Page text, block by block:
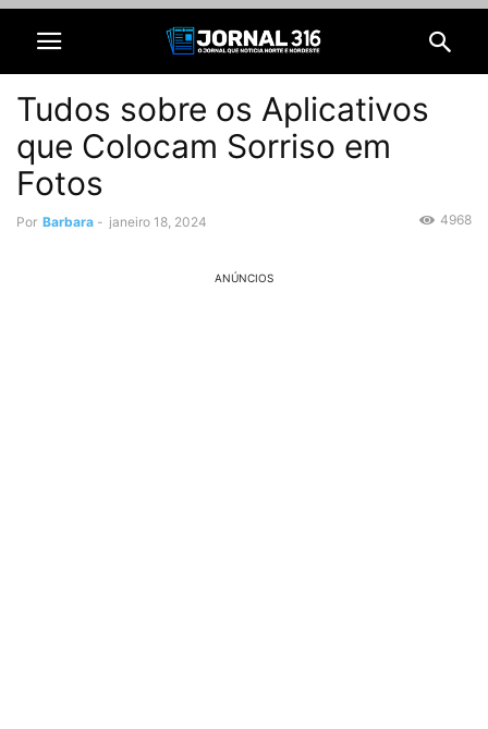
Tudos sobre os Aplicativos
que Colocam Sorriso em
Fotos
Por Barbara - janeiro 18, 2024 4968
ANÚNCIOS